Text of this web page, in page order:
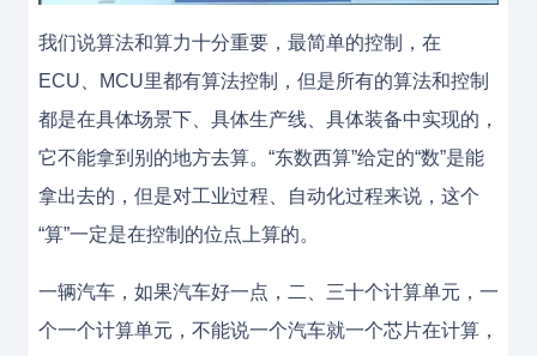
我们说算法和算力十分重要，最简单的控制，在
ECU、MCU里都有算法控制，但是所有的算法和控制
都是在具体场景下、具体生产线、具体装备中实现的，
它不能拿到别的地方去算。“东数西算”给定的“数”是能
拿出去的，但是对工业过程、自动化过程来说，这个
“算”一定是在控制的位点上算的。
一辆汽车，如果汽车好一点，二、三十个计算单元，一
个一个计算单元，不能说一个汽车就一个芯片在计算，